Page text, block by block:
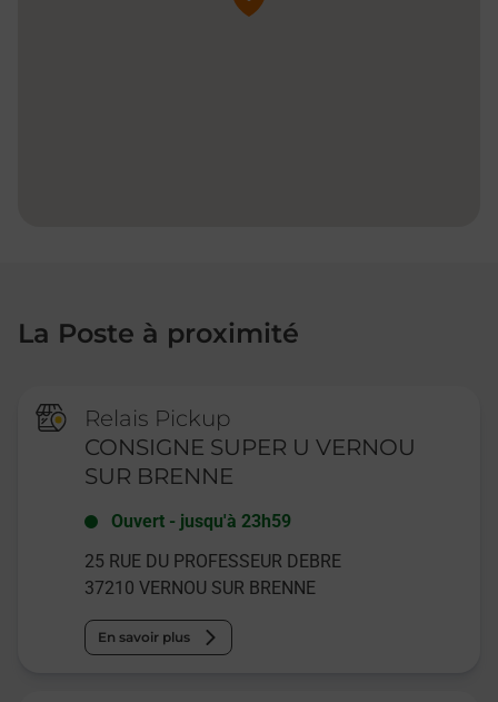
La Poste à proximité
Relais Pickup
CONSIGNE SUPER U VERNOU
SUR BRENNE
Ouvert - jusqu'à 23h59
25 RUE DU PROFESSEUR DEBRE
37210 VERNOU SUR BRENNE
En savoir plus